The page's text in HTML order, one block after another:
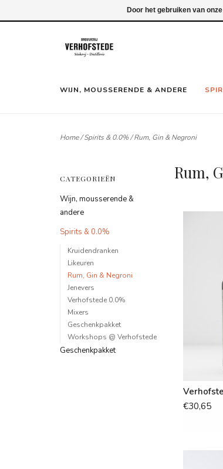
WIJN, MOUSSERENDE & ANDERE
Home/Spirits & 0.0%/Rum, Gin & Negroni
CATEGORIEËN
Wijn, mousserende &
andere
Spirits & 0.0%
Kruidendranken
Likeuren
Rum, Gin & Negroni
Jenevers
Verhofstede 0.0%
Mixers
Geschenkpakket
Workshops @ Verhofstede
Geschenkpakket
Rum,
€30,65
Door het gebruiken van